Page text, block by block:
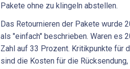
Pakete ohne zu klingeln abstellen.
Das Retournieren der Pakete wurde
als "einfach" beschrieben. Waren es
Zahl auf 33 Prozent. Kritikpunkte für
sind die Kosten für die